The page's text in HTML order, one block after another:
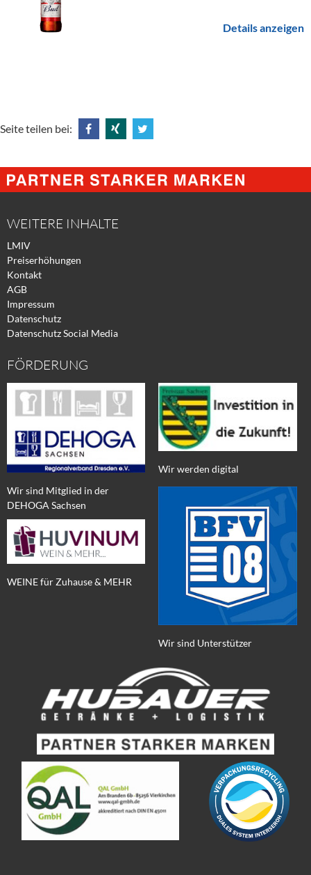
Details anzeigen
Seite teilen bei:
@
Facebook
@
Xing
@
Twitter
WEITERE INHALTE
LMIV
Preiserhöhungen
Kontakt
AGB
Impressum
Datenschutz
Datenschutz Social Media
FÖRDERUNG
Wir sind Mitglied in der
DEHOGA Sachsen
WEINE für Zuhause & MEHR
Wir werden digital
Wir sind Unterstützer